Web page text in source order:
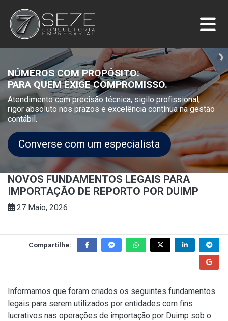
NÚMEROS COM PROPÓSITO:
PARA QUEM EXIGE COMPROMISSO.
Atendimento com precisão técnica, sigilo profissional,
rigor absoluto nos prazos e excelência contínua na gestão
contábil.
Converse com um especialista
NOVOS FUNDAMENTOS LEGAIS PARA
IMPORTAÇÃO DE REPORTO POR DUIMP
27 Maio, 2026
Compartilhe:
Informamos que foram criados os seguintes fundamentos
legais para serem utilizados por entidades com fins
lucrativos nas operações de importação por Duimp sob o